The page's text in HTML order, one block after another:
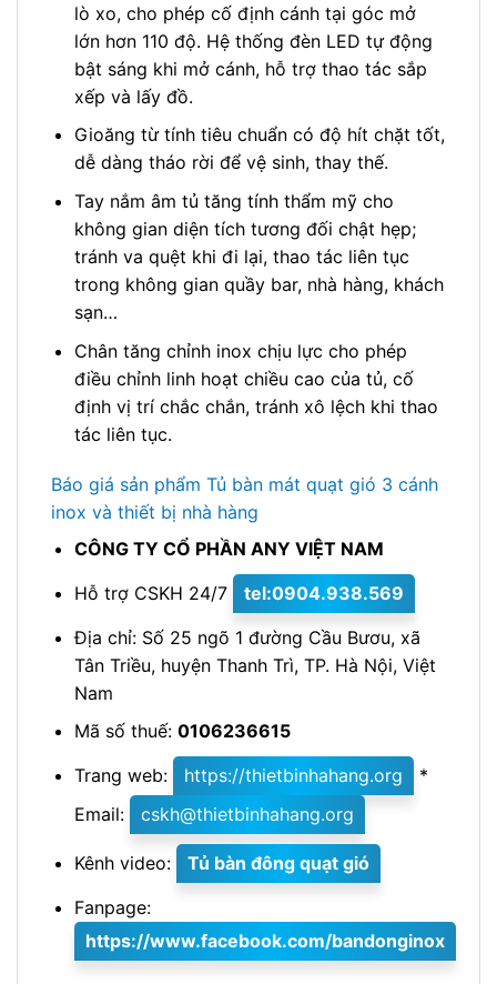
lò xo, cho phép cố định cánh tại góc mở
lớn hơn 110 độ. Hệ thống đèn LED tự động
bật sáng khi mở cánh, hỗ trợ thao tác sắp
xếp và lấy đồ.
Gioăng từ tính tiêu chuẩn có độ hít chặt tốt,
dễ dàng tháo rời để vệ sinh, thay thế.
Tay nắm âm tủ tăng tính thẩm mỹ cho
không gian diện tích tương đối chật hẹp;
tránh va quệt khi đi lại, thao tác liên tục
trong không gian quầy bar, nhà hàng, khách
sạn…
Chân tăng chỉnh inox chịu lực cho phép
điều chỉnh linh hoạt chiều cao của tủ, cố
định vị trí chắc chắn, tránh xô lệch khi thao
tác liên tục.
Báo giá sản phẩm Tủ bàn mát quạt gió 3 cánh
inox và thiết bị nhà hàng
CÔNG TY CỔ PHẦN ANY VIỆT NAM
Hỗ trợ CSKH 24/7
tel:0904.938.569
Địa chỉ: Số 25 ngõ 1 đường Cầu Bươu, xã
Tân Triều, huyện Thanh Trì, TP. Hà Nội, Việt
Nam
Mã số thuế: 0106236615
Trang web:
https://thietbinhahang.org
*
Email:
cskh@thietbinhahang.org
Kênh video:
Tủ bàn đông quạt gió
Fanpage:
https://www.facebook.com/bandonginox